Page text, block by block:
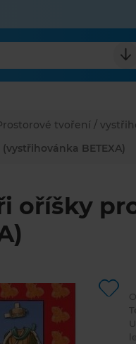
tvoření /
BETEXA)
oříšky